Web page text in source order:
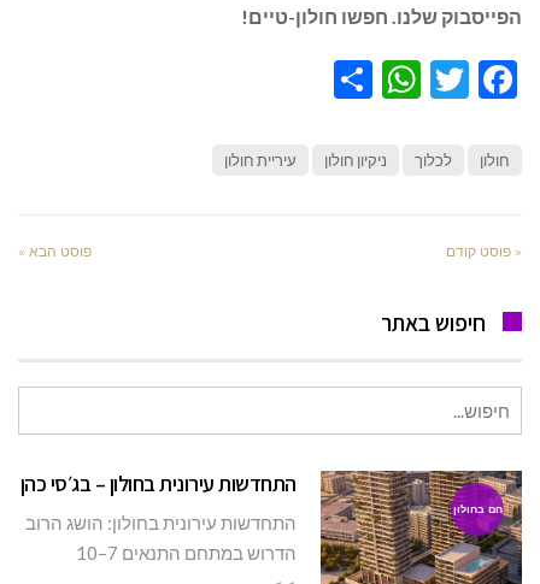
הפייסבוק שלנו. חפשו חולון-טיים!
Facebook
Twitter
WhatsApp
חולון לכלוך ניקיון חולון עיריית חולון
« פוסט קודם פוסט הבא »
חיפוש באתר
עבור:
חם בחולון
התחדשות עירונית בחולון – בג׳סי כהן
התחדשות עירונית בחולון: הושג הרוב
הדרוש במתחם התנאים 7–10